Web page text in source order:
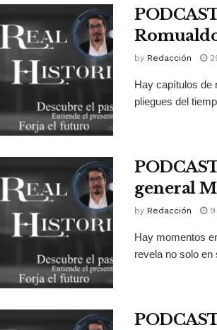
by Redacción
Hay capítulos de
pliegues del
general
by Redacción 9
Hay momentos
revela no solo